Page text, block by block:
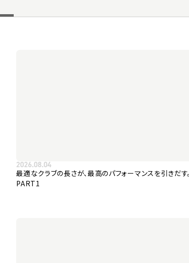
2026.08.04
最適なクラブの長さが、最高のパフォーマンスを引きだす
PART1